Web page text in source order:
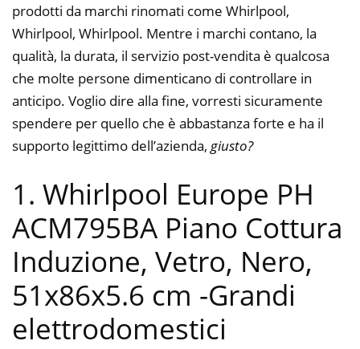
prodotti da marchi rinomati come Whirlpool,
Whirlpool, Whirlpool. Mentre i marchi contano, la
qualità, la durata, il servizio post-vendita è qualcosa
che molte persone dimenticano di controllare in
anticipo. Voglio dire alla fine, vorresti sicuramente
spendere per quello che è abbastanza forte e ha il
supporto legittimo dell’azienda, giusto?
1. Whirlpool Europe PH
ACM795BA Piano Cottura
Induzione, Vetro, Nero,
51x86x5.6 cm -Grandi
elettrodomestici